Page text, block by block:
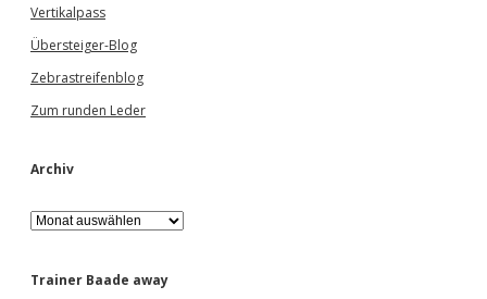
Vertikalpass
Übersteiger-Blog
Zebrastreifenblog
Zum runden Leder
Archiv
A
r
h
Trainer Baade away